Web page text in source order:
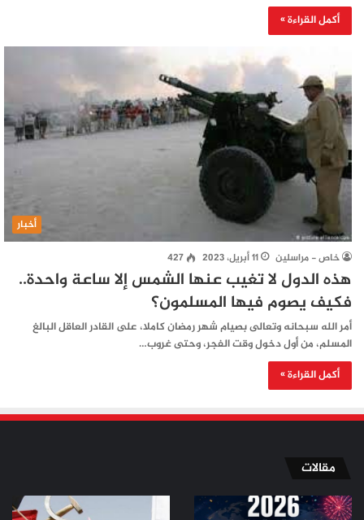
أكمل القراءة »
أخبار
خاص - مراسلين 11 أبريل، 2023 427
هذه الدول لا تغيب عنها الشمس إلا ساعة واحدة..
فكيف يصوم فيها المسلمون؟
أمر الله سبحانه وتعالى بصيام شهر رمضان كاملا، على القادر العاقل البالغ
المسلم، من أول دخول وقت الفجر، وحتى غروب…
أكمل القراءة »
مقالات
من